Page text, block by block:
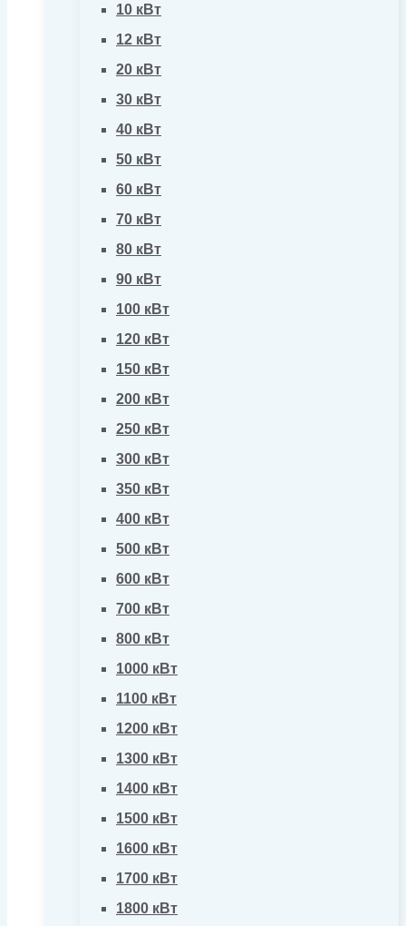
10 кВт
12 кВт
20 кВт
30 кВт
40 кВт
50 кВт
60 кВт
70 кВт
80 кВт
90 кВт
100 кВт
120 кВт
150 кВт
200 кВт
250 кВт
300 кВт
350 кВт
400 кВт
500 кВт
600 кВт
700 кВт
800 кВт
1000 кВт
1100 кВт
1200 кВт
1300 кВт
1400 кВт
1500 кВт
1600 кВт
1700 кВт
1800 кВт